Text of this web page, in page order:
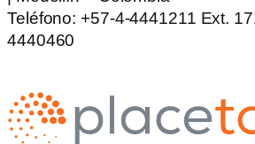
Teléfono: +57-4-4441211 Ext.
4440460